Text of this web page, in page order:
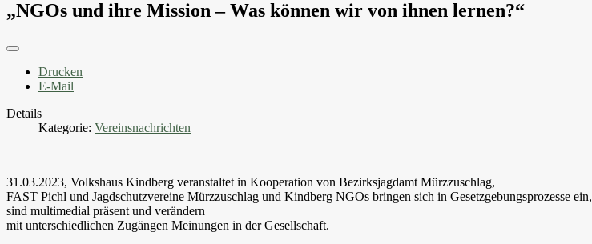
„NGOs und ihre Mission – Was können wir von ihnen lernen?“
Drucken
E-Mail
Details
Kategorie: Vereinsnachrichten
31.03.2023, Volkshaus Kindberg veranstaltet in Kooperation von Bezirksjagdamt Mürzzuschlag,
FAST Pichl und Jagdschutzvereine Mürzzuschlag und Kindberg NGOs bringen sich in Gesetzgebungsprozesse ein,
sind multimedial präsent und verändern
mit unterschiedlichen Zugängen Meinungen in der Gesellschaft.